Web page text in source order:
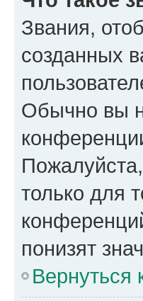
Звания,
созданных
Обычно вы
только для
понизят
Вернуться